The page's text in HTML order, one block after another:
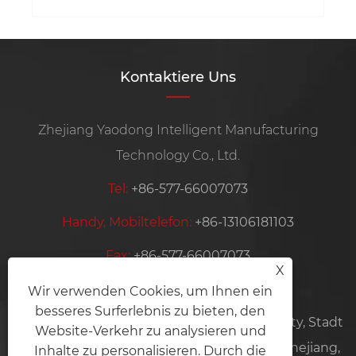
Kontaktiere Uns
Zhejiang Yaodong Intelligent Manufacturing
Technology Co., Ltd.
Tel: +86-577-66007073
Handy, Mobiltelefon: +86-13106181103
Fax:+86-577-66007073
Email:wm@zhongchuanwj.cn
Adresse:
Zone 6, Wanyang Zhongchuang City, Stadt
Bihu, Distrikt Liandu, Stadt Lishui, Provinz Zhejiang,
X
Wir verwenden Cookies, um Ihnen ein
besseres Surferlebnis zu bieten, den
Website-Verkehr zu analysieren und
Inhalte zu personalisieren. Durch die